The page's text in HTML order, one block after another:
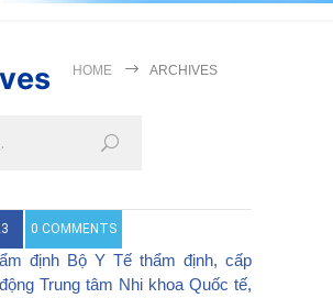
HOME ARCHIVES
0 COMMENTS